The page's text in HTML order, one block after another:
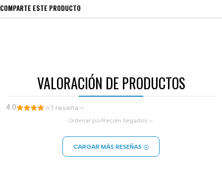
COMPARTE ESTE PRODUCTO
VALORACIÓN DE PRODUCTOS
4.0 1 reseña
Ordenar porRecién llegados
CARGAR MÁS RESEÑAS